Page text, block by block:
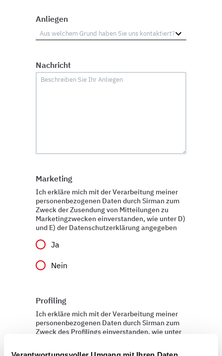
Verantwortungsvoller Umgang mit Ihren Daten
Anliegen
Nachricht
Marketing
Ich erkläre mich mit der Verarbeitung meiner
personenbezogenen Daten durch Sirman zum
Zweck der Zusendung von Mitteilungen zu
Marketingzwecken einverstanden, wie unter D)
und E) der Datenschutzerklärung angegeben
Ja
Nein
Profiling
Ich erkläre mich mit der Verarbeitung meiner
personenbezogenen Daten durch Sirman zum
Zweck des Profilings einverstanden, wie unter